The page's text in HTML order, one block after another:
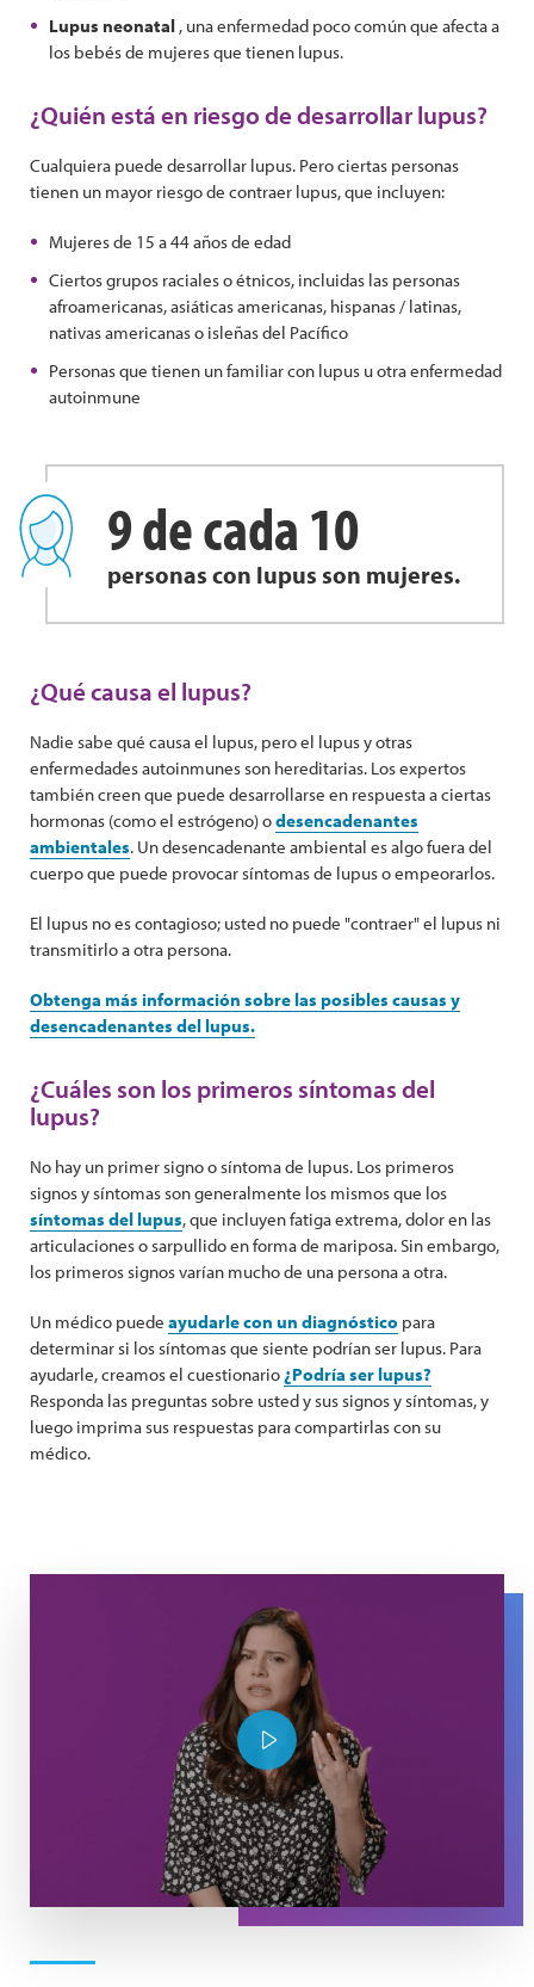
Lupus neonatal , una enfermedad poco común que afecta a
los bebés de mujeres que tienen lupus.
¿Quién está en riesgo de desarrollar lupus?
Cualquiera puede desarrollar lupus. Pero ciertas personas
tienen un mayor riesgo de contraer lupus, que incluyen:
Mujeres de 15 a 44 años de edad
Ciertos grupos raciales o étnicos, incluidas las personas
afroamericanas, asiáticas americanas, hispanas / latinas,
nativas americanas o isleñas del Pacífico
Personas que tienen un familiar con lupus u otra enfermedad
autoinmune
9 de cada 10
personas con lupus son mujeres.
¿Qué causa el lupus?
Nadie sabe qué causa el lupus, pero el lupus y otras
enfermedades autoinmunes son hereditarias. Los expertos
también creen que puede desarrollarse en respuesta a ciertas
hormonas (como el estrógeno) odesencadenantes
ambientales. Un desencadenante ambiental es algo fuera del
cuerpo que puede provocar síntomas de lupus o empeorarlos.
El lupus no es contagioso; usted no puede "contraer" el lupus ni
transmitirlo a otra persona.
Obtenga más información sobre las posibles causas y
desencadenantes del lupus.
¿Cuáles son los primeros síntomas del
lupus?
No hay un primer signo o síntoma de lupus. Los primeros
signos y síntomas son generalmente los mismos que los
síntomas del lupus, que incluyen fatiga extrema, dolor en las
articulaciones o sarpullido en forma de mariposa. Sin embargo,
los primeros signos varían mucho de una persona a otra.
Un médico puede ayudarle con un diagnóstico para
determinar si los síntomas que siente podrían ser lupus. Para
ayudarle, creamos el cuestionario¿Podría ser lupus?
Responda las preguntas sobre usted y sus signos y síntomas, y
luego imprima sus respuestas para compartirlas con su
médico.
Play Video